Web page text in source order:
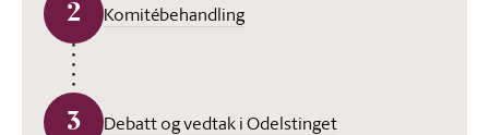
2 Komitébehandling
3 Debatt og vedtak i Odelstinget